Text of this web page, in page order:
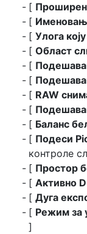
[
[
[ Улога
[ Област
[
[
[ RAW
[
[ Баланс
[ Подеси
контроле
[ Простор
[ Активно
[ Дуга
[ Режим за
]